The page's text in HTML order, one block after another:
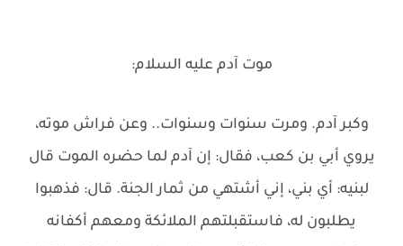
موت آدم عليه السلام:
وكبر آدم. ومرت سنوات وسنوات.. وعن فراش موته،
يروي أبي بن كعب، فقال: إن آدم لما حضره الموت قال
لبنيه: أي بني، إني أشتهي من ثمار الجنة. قال: فذهبوا
يطلبون له، فاستقبلتهم الملائكة ومعهم أكفانه